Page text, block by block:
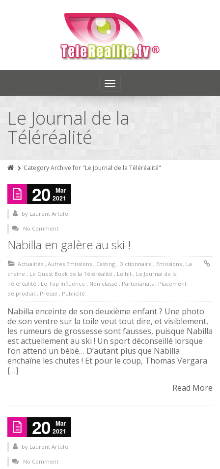
Toggle
navigation
Le Journal de la
Téléréalité
Category Archive for "Le Journal de la Téléréalité"
20
Mar
2021
by Laurent Artufel
No Comment
Nabilla en galère au ski !
Actualités , Autres Emissions , Casting , Dictionnaire , Emissions , La
chaîne , Le Guest Book de la Téléréalité , Le hit , Le Journal de la
Téléréalité , Le Top Influence , Non classé , Partenariats , Placement
de produit , Presse , Publicité
Nabilla enceinte de son deuxième enfant ? Une photo
de son ventre sur la toile veut tout dire, et visiblement,
les rumeurs de grossesse sont fausses, puisque Nabilla
est actuellement au ski ! Un sport déconseillé lorsque
l’on attend un bébé… D’autant plus que Nabilla
enchaîne les chutes ! Et pour le coup, Thomas Vergara
[…]
Read More
20
Mar
2021
by Laurent Artufel
No Comment